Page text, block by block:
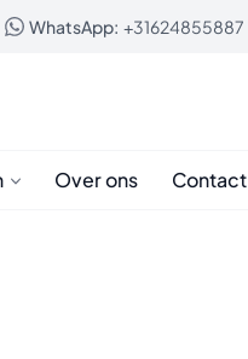
WhatsApp: +31624855887
Over ons Contact